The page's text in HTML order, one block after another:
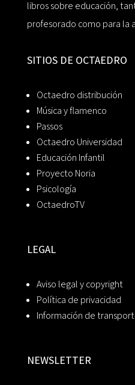
libros sobre educación,
profesorado como para la
SITIOS DE OCTAEDRO
Octaedro distribución
Música y flamenco
Passos
Octaedro Universidad
Educación Infantil
Proyecto Noria
Psicología
OctaedroTV
LEGAL
Aviso legal y copyright
Política de privacidad
Información de
NEWSLETTER